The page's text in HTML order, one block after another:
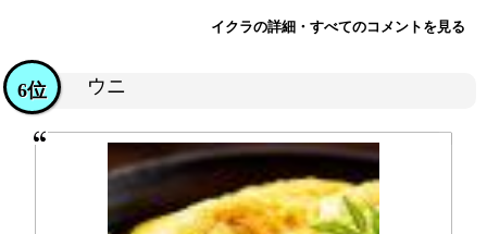
イクラの詳細・すべてのコメントを見る
ウニ
6位